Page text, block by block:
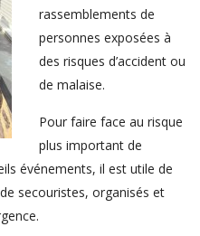
rassemblements de
personnes exposées à
des risques d’accident ou
de malaise.
Pour faire face au risque
plus important de
événements, il est utile de
secouristes, organisés et